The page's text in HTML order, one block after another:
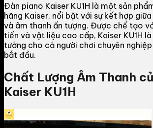
Đàn piano Kaiser KU1H là một sản
hãng Kaiser, nổi bật với sự kết hợp
và âm thanh ấn tượng. Được chế tạo
tiến và vật liệu cao cấp, Kaiser KU1H
tưởng cho cả người chơi chuyên
bắt đầu.
Chất Lượng Âm Thanh
Kaiser KU1H